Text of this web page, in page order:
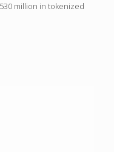
million in tokenized